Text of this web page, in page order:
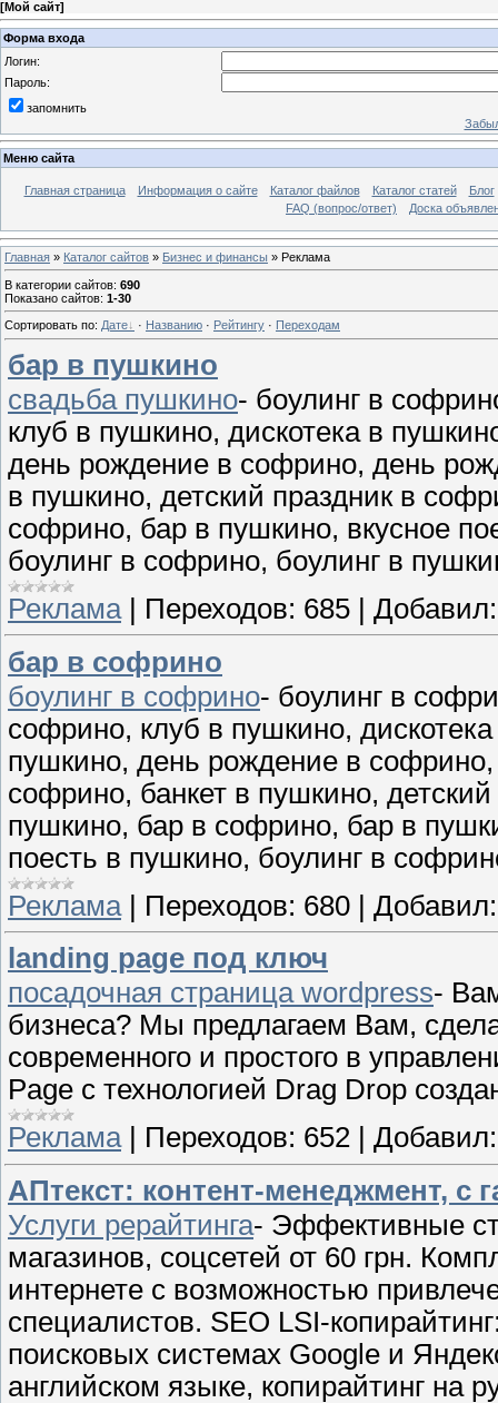
[Мой сайт]
Форма входа
Логин:
Пароль:
запомнить
Меню сайта
Главная страница Информация о сайте Каталог файлов Каталог статей
Блог
FAQ (вопрос/ответ)
Доска
Главная » Каталог сайтов » Бизнес и финансы » Реклама
В категории сайтов: 690
Показано сайтов: 1-30
Сортировать по: Дате · Названию · Рейтингу · Переходам
бар в пушкино
свадьба пушкино- боулинг в
клуб в пушкино, дискотека в
день рождение в софрино, день
в пушкино, детский праздник в
софрино, бар в пушкино, вкусное
боулинг в софрино, боулинг в
Реклама| Переходов: 685
Добавил:
бар в софрино
боулинг в софрино- боулинг в
софрино, клуб в пушкино,
пушкино, день рождение в
софрино, банкет в пушкино,
пушкино, бар в софрино, бар в
поесть в пушкино, боулинг в
Реклама | Переходов: 680 | Добавил:
landing page под ключ
посадочная страница wordpress-
бизнеса? Мы предлагаем Вам,
современного и простого в
Page с технологией Drag Drop
Реклама| Переходов: 652
Добавил:
АПтекст: контент-менеджмент, с
Услуги рерайтинга- Эффективные
магазинов, соцсетей от 60 грн.
интернете с возможностью
специалистов. SEO LSI-
поисковых системах Google и
английском языке, копирайтинг на